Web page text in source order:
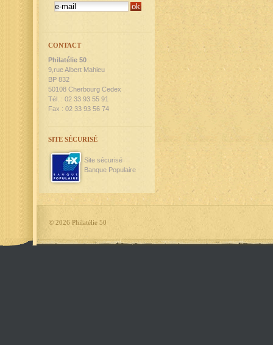
CONTACT
Philatélie 50
9,rue Albert Mahieu
BP 832
50108 Cherbourg Cedex
Tél. : 02 33 93 55 91
Fax : 02 33 93 56 74
SITE SÉCURISÉ
Site sécurisé
Banque Populaire
© 2026 Philatélie 50